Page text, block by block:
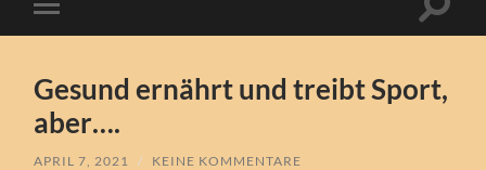
Mobile-
Menü
Gesund ernährt und treibt Sport,
aber….
APRIL 7, 2021 / KEINE KOMMENTARE